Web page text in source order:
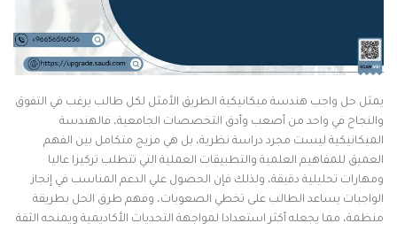
يمثل حل واجب هندسة ميكانيكية الطريق الأمثل لكل طالب يرغب في التفوق
والنجاح في واحد من أصعب وأدق التخصصات الجامعية، فالهندسة
الميكانيكية ليست مجرد دراسة نظرية، بل هي مزيج متكامل بين الفهم
العميق للمفاهيم العلمية والتطبيقات العملية التي تتطلب تركيزا عاليا
ومهارات تحليلية دقيقة، ولذلك فإن الحصول علي الدعم المناسب في إنجاز
الواجبات يساعد الطالب على تخطي الصعوبات، وفهم طرق الحل بطريقة
منظمة، مما يجعله أكثر استعدادا لمواجهة التحديات الأكاديمية ويمنحه الثقة